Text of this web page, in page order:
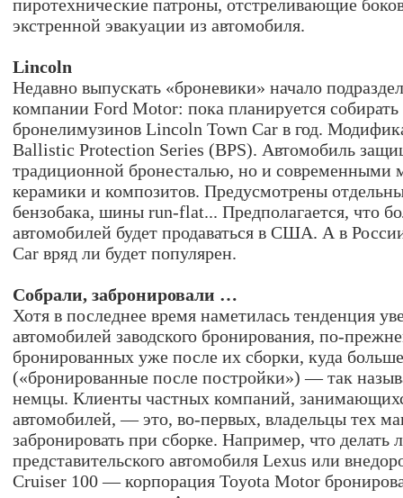
пиротехнические патроны, отстреливающие
экстренной эвакуации из автомобиля.
Lincoln
Недавно выпускать «броневики» начало
компании Ford Motor: пока планируется собирать
бронелимузинов Lincoln Town Car в год.
Ballistic Protection Series (BPS). Автомобиль
традиционной бронесталью, но и современными
керамики и композитов. Предусмотрены
бензобака, шины run-flat... Предполагается, что
автомобилей будет продаваться в США. А в
Car вряд ли будет популярен.
Собрали, забронировали …
Хотя в последнее время наметилась тенденция
автомобилей заводского бронирования, по-
бронированных уже после их сборки, куда
(«бронированные после постройки») — так
немцы. Клиенты частных компаний,
автомобилей, — это, во-первых, владельцы тех
забронировать при сборке. Например, что делать
представительского автомобиля Lexus или
Cruiser 100 — корпорация Toyota Motor